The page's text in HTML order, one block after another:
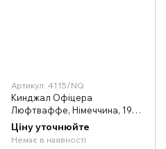
Артикул: 4115/NQ
Кинджал Офіцера
Люфтваффе, Німеччина, 1937
р. (макет масогабаритний)
Ціну уточнюйте
Немає в наявності